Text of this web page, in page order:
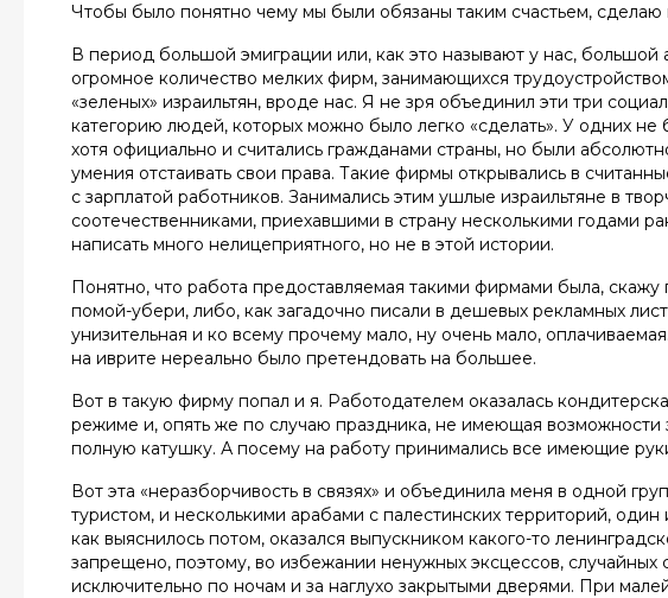
Чтобы было понятно чему мы были обязаны таким счастьем,
В период большой эмиграции или, как это называют у нас,
огромное количество мелких фирм, занимающихся
«зеленых» израильтян, вроде нас. Я не зря объединил эти три
категорию людей, которых можно было легко «сделать». У одних
хотя официально и считались гражданами страны, но были
умения отстаивать свои права. Такие фирмы открывались в
с зарплатой работников. Занимались этим ушлые израильтяне в
соотечественниками, приехавшими в страну несколькими годами
написать много нелицеприятного, но не в этой истории.
Понятно, что работа предоставляемая такими фирмами была,
помой-убери, либо, как загадочно писали в дешевых рекламных
унизительная и ко всему прочему мало, ну очень мало,
на иврите нереально было претендовать на большее.
Вот в такую фирму попал и я. Работодателем оказалась
режиме и, опять же по случаю праздника, не имеющая возможности
полную катушку. А посему на работу принимались все имеющие
Вот эта «неразборчивость в связях» и объединила меня в одной
туристом, и несколькими арабами с палестинских территорий,
как выяснилось потом, оказался выпускником какого-то
запрещено, поэтому, во избежании ненужных эксцессов, случайных
исключительно по ночам и за наглухо закрытыми дверями. При